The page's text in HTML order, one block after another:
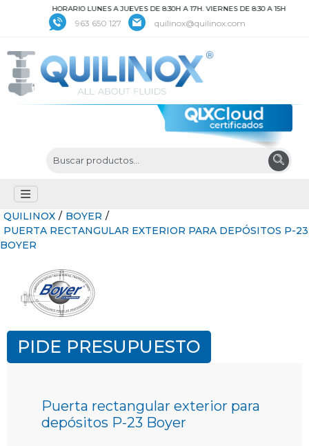
HORARIO LUNES A JUEVES DE 8:30H A 17H. VIERNES DE 8:30 A 15H
963 650 127 quilinox@quilinox.com
QUILINOX / BOYER /
PUERTA RECTANGULAR EXTERIOR PARA DEPÓSITOS P-23
BOYER
PIDE PRESUPUESTO
Puerta rectangular exterior para
depósitos P-23 Boyer